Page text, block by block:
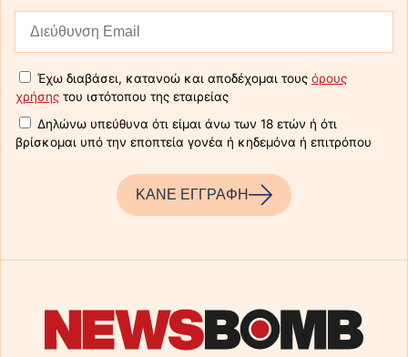
Έχω διαβάσει, κατανοώ και αποδέχομαι τους όρους
χρήσης του ιστότοπου της εταιρείας
Δηλώνω υπεύθυνα ότι είμαι άνω των 18 ετών ή ότι
βρίσκομαι υπό την εποπτεία γονέα ή κηδεμόνα ή επιτρόπου
ΚΑΝΕ ΕΓΓΡΑΦΗ